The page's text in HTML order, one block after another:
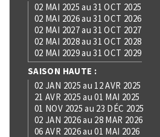
02 MAI 2025 au 31 OCT 2025
02 MAI 2026 au 31 OCT 2026
02 MAI 2027 au 31 OCT 2027
02 MAI 2028 au 31 OCT 2028
02 MAI 2029 au 31 OCT 2029
SAISON HAUTE :
02 JAN 2025 au 12 AVR 2025
21 AVR 2025 au 01 MAI 2025
01 NOV 2025 au 23 DÉC 2025
02 JAN 2026 au 28 MAR 2026
06 AVR 2026 au 01 MAI 2026